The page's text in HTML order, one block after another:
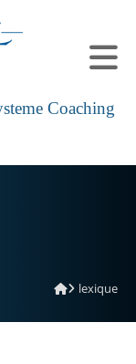
Coaching
lexique